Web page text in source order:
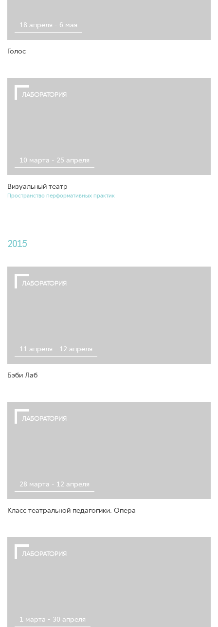
18 апреля - 6 мая
Голос
ЛАБОРАТОРИЯ
10 марта - 25 апреля
Визуальный театр
Пространство перформативных практик
2015
ЛАБОРАТОРИЯ
11 апреля - 12 апреля
Бэби Лаб
ЛАБОРАТОРИЯ
28 марта - 12 апреля
Класс театральной педагогики. Опера
ЛАБОРАТОРИЯ
1 марта - 30 апреля